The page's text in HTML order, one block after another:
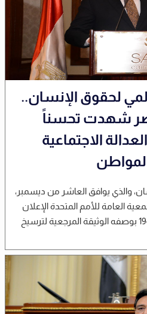
لحقوق الإنسان..
شهدت تحسناً
الاجتماعية
والذي يوافق العاشر من ديسمبر،
العامة للأمم المتحدة الإعلان
العالمي لحقوق الإنسان عام 1948 بوصفه الوثيقة المرجعية لترسيخ